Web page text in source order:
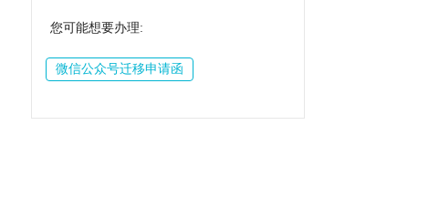
您可能想要办理:
微信公众号迁移申请函